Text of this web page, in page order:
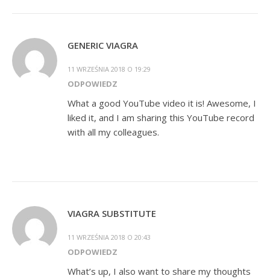
GENERIC VIAGRA
11 WRZEŚNIA 2018 O 19:29
ODPOWIEDZ
What a good YouTube video it is! Awesome, I
liked it, and I am sharing this YouTube record
with all my colleagues.
VIAGRA SUBSTITUTE
11 WRZEŚNIA 2018 O 20:43
ODPOWIEDZ
What’s up, I also want to share my thoughts